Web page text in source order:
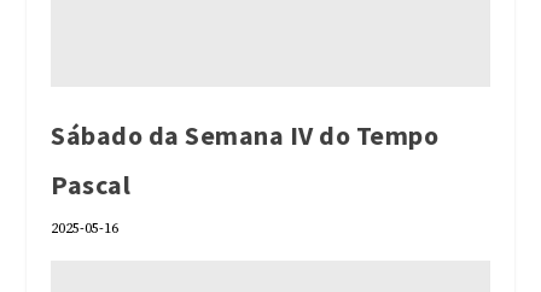
Sábado da Semana IV do Tempo
Pascal
2025-05-16